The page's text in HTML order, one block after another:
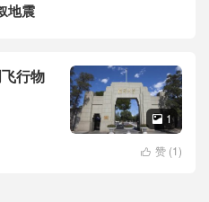
地震
行物
 1
 赞 (1)